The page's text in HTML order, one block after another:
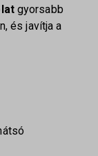
gyorsabb
és javítja a